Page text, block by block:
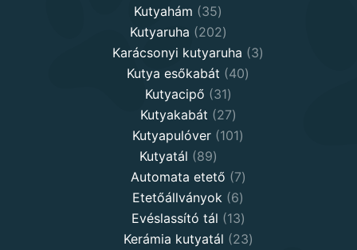
Kutyahám 3535
products
Kutyaruha 202202
products
Karácsonyi kutyaruha 33
Kutya esőkabát 4040
Kutyacipő 3131
products
Kutyakabát 2727
products
Kutyapulóver 101101
Kutyatál 8989
products
Automata etető 77
products
Etetőállványok 66
products
Evéslassító tál 1313
products
Kerámia kutyatál 2323